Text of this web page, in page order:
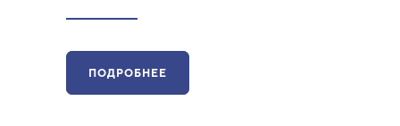
ПОДРОБНЕЕ